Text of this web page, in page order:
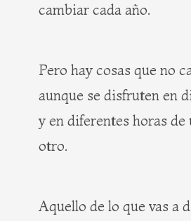
cambiar cada año.
Pero hay cosas que no
aunque se disfruten en
y en diferentes horas de
otro.
Aquello de lo que vas a